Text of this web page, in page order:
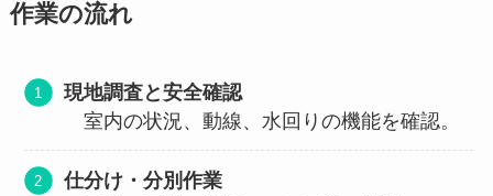
作業の流れ
現地調査と安全確認
室内の状況、動線、水回りの機能を確認。
仕分け・分別作業